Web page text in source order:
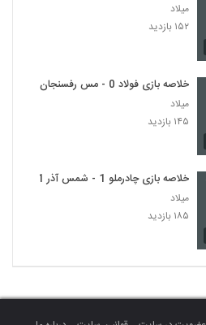
میلاد
۱۵۲ بازدید
خلاصه بازی فولاد 0 - مس رفسنجان 0
میلاد
۱۴۵ بازدید
خلاصه بازی چادرملو 1 - شمس آذر 1
میلاد
۱۸۵ بازدید